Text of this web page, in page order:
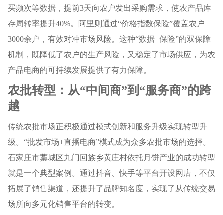
买频次等数据，提前3天向农户发出采购需求，使农产品库
存周转率提升40%。阿里则通过“价格指数保险”覆盖农户
3000余户，有效对冲市场风险。这种“数据+保险”的双保障
机制，既降低了农户的生产风险，又稳定了市场供应，为农
产品电商的可持续发展提供了有力保障。
农批转型：从“中间商”到“服务商”的跨
越
传统农批市场正积极通过模式创新和服务升级实现转型升
级。“批发市场+直播电商”模式成为众多农批市场的选择。
石家庄市藁城区九门回族乡黄庄村依托月饼产业的成功转型
就是一个典型案例。通过抖音、快手等平台开设网店，不仅
拓展了销售渠道，还提升了品牌知名度，实现了从传统交易
场所向多元化销售平台的转变。